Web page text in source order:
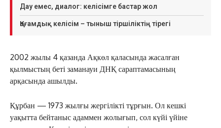
Дау емес, диалог: келісімге бастар жол
Қоғамдық келісім – тыныш тіршіліктің тірегі
2002 жылы 4 қазанда Ақкөл қаласында жасалған
қылмыстың беті заманауи ДНҚ сараптамасының
арқасында ашылды.
Құрбан — 1973 жылғы жергілікті тұрғын. Ол кешкі
уақытта бейтаныс адаммен жолығып, сол күйі үйіне